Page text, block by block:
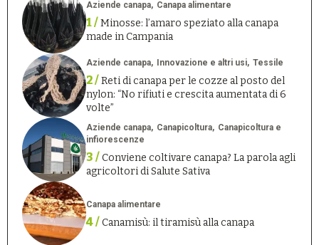
Aziende canapa Canapa alimentare
1 /Minosse: l’amaro speziato alla canapa
made in Campania
Aziende canapa Innovazione e altri usi Tessile
2 /Reti di canapa per le cozze al posto del
nylon: “No rifiuti e crescita aumentata di 6
volte”
Aziende canapa Canapicoltura
Canapicoltura e
infiorescenze
3 /Conviene coltivare canapa? La parola agli
agricoltori di Salute Sativa
Canapa alimentare
4 /Canamisù: il tiramisù alla canapa